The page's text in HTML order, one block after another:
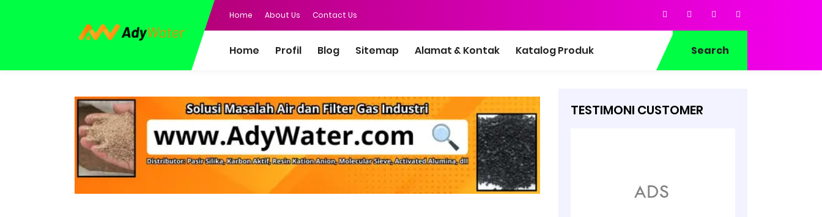
Home About Us Contact Us
Home Profil Blog Sitemap Alamat & Kontak Katalog Produk Search
TESTIMONI CUSTOMER